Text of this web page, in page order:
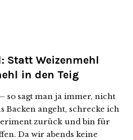
Statt Weizenmehl
in den Teig
so sagt man ja immer, nicht
Backen angeht, schrecke ich
zurück und bin für
Da wir abends keine